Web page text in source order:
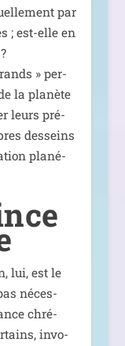
par
; est-elle en
» per­
la pla­nète
leurs pré­
des­seins
pla­né­
lui, est le
néces­
chré­
invo­